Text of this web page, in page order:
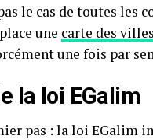
le cas de toutes les
une carte des villes
une fois par
la loi EGalim
pas : la loi EGalim